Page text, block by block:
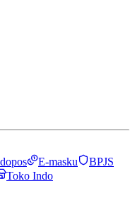
E-masku
BPJS
Toko Indo